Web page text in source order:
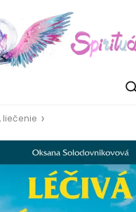
liečenie